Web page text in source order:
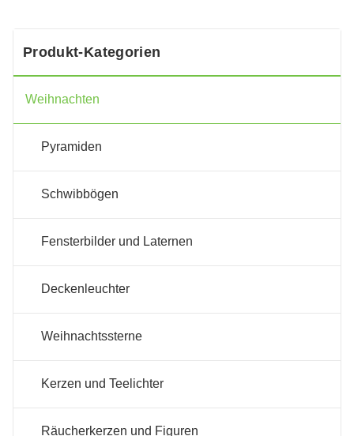
Produkt-Kategorien
Weihnachten
Pyramiden
Schwibbögen
Fensterbilder und Laternen
Deckenleuchter
Weihnachtssterne
Kerzen und Teelichter
Räucherkerzen und Figuren